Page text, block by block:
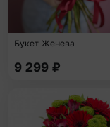
Букет Женева
9 299 ₽